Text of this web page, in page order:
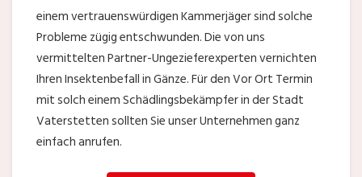
einem vertrauenswürdigen Kammerjäger sind solche
Probleme zügig entschwunden. Die von uns
vermittelten Partner-Ungezieferexperten vernichten
Ihren Insektenbefall in Gänze. Für den Vor Ort Termin
mit solch einem Schädlingsbekämpfer in der Stadt
Vaterstetten sollten Sie unser Unternehmen ganz
einfach anrufen.